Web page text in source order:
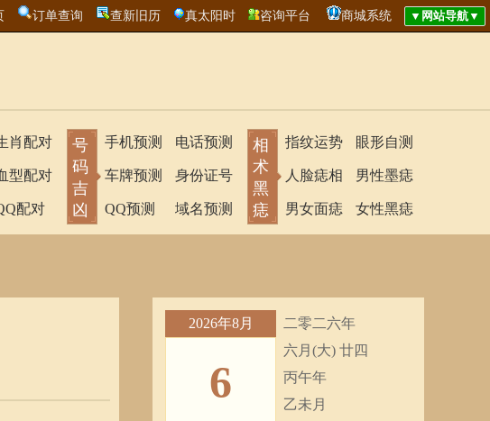
订单查询 查新旧历 真太阳时 咨询平台 商城系统
肖配对
型配对
配对
号
码
吉
凶
手机预测
车牌预测
QQ预测
电话预测
身份证号
域名预测
相
术
黑
痣
指纹运势
人脸痣相
男女面痣
眼形自测
男性墨痣
女性黑痣
2026年8月
6
二零二六年
六月(大) 廿四
丙午年
乙未月